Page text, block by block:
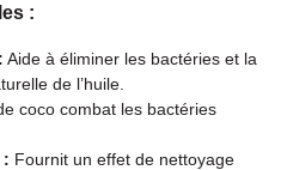
:
Aide à éliminer les bactéries et la
de l’huile.
coco combat les bactéries
: Fournit un effet de nettoyage